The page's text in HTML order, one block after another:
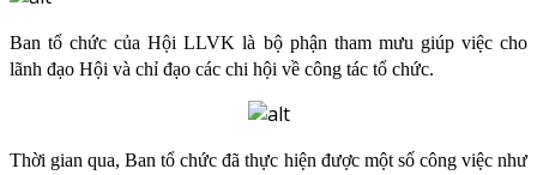
Ban tổ chức của Hội LLVK là bộ phận tham mưu giúp việc cho
lãnh đạo Hội và chỉ đạo các chi hội về công tác tổ chức.
Thời gian qua, Ban tổ chức đã thực hiện được một số công việc như